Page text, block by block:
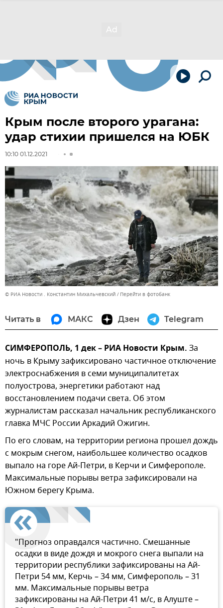
Крым после второго урагана:
удар стихии пришелся на ЮБК
10:10 01.12.2021
© РИА Новости . Константин Михальчевский Перейти в фотобанк
Читать в МАКС Дзен Telegram
СИМФЕРОПОЛЬ, 1 дек – РИА Новости Крым. За
ночь в Крыму зафиксировано частичное отключение
электроснабжения в семи муниципалитетах
полуострова, энергетики работают над
восстановлением подачи света. Об этом
журналистам рассказал начальник республиканского
главка МЧС России Аркадий Ожигин.
По его словам, на территории региона прошел дождь
с мокрым снегом, наибольшее количество осадков
выпало на горе Ай-Петри, в Керчи и Симферополе.
Максимальные порывы ветра зафиксировали на
Южном берегу Крыма.
"Прогноз оправдался частично. Смешанные
осадки в виде дождя и мокрого снега выпали на
территории республики зафиксированы на Ай-
Петри 54 мм, Керчь – 34 мм, Симферополь – 31
мм. Максимальные порывы ветра
зафиксированы на Ай-Петри 41 м/с, в Алуште –